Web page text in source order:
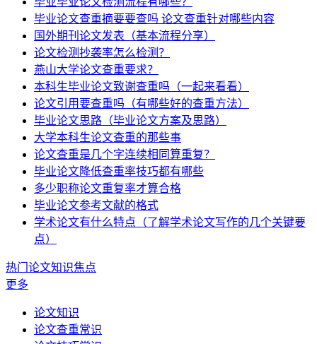
毕业论文查重摘要要查吗 论文查重针对哪些内容
国外期刊论文发表（基本流程分享）
论文检测抄袭率怎么检测？
燕山大学论文查重要求？
本科生毕业论文致谢查重吗（一起来看看）
论文引用要查重吗（有哪些好的查重方法）
毕业论文思路（毕业论文方案及思路）
大学本科生论文查重的那些事
论文查重是几个字连续相同算重复？
毕业论文降低查重率技巧都有哪些
多少职称论文重复率才算合格
毕业论文参考文献的格式
学术论文有什么特点（了解学术论文写作的几个关键要
点）
热门论文知识焦点
更多
论文知识
论文查重常识